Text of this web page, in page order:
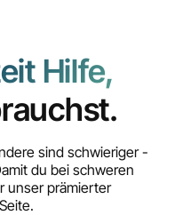
Hilfe,
sind schwieriger -
du bei schweren
unser prämierter